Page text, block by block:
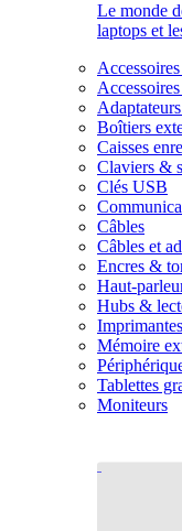
Le monde
laptops et
Boîtiers
Caisses
Claviers &
Clés USB
Câbles
Câbles et
Encres &
Haut-
Hubs &
Mémoire
Tablettes
Moniteurs